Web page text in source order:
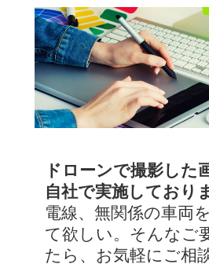
ドローンで撮影した
自社で実施しており
電線、無関係の車両
て欲しい。そんなご
たら、お気軽にご相